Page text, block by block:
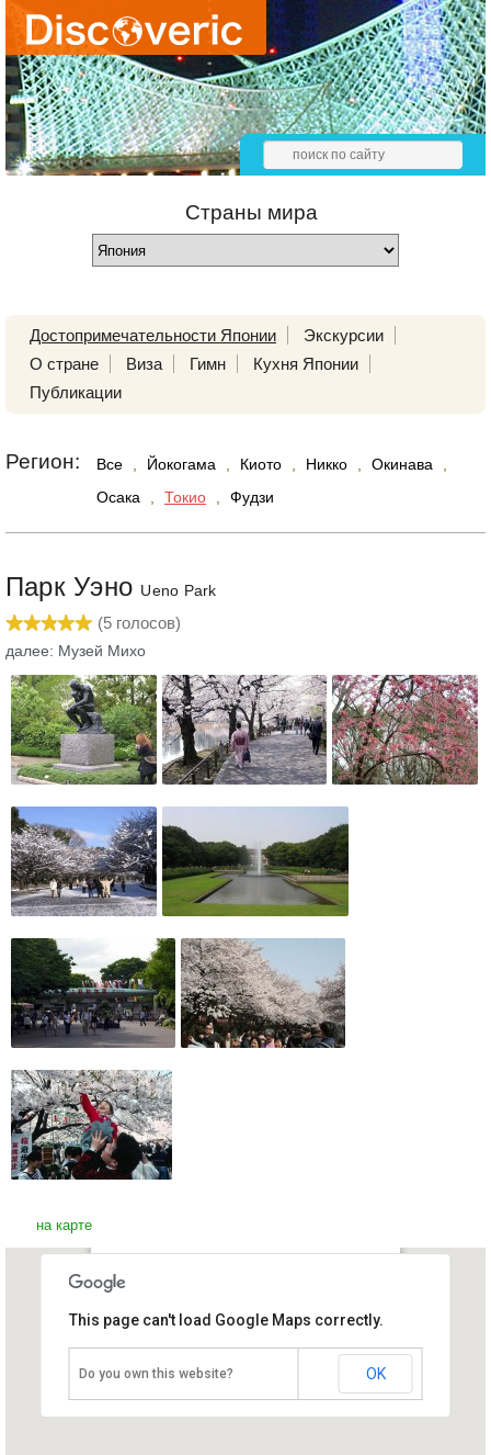
Страны мира
Достопримечательности Японии
Экскурсии
О стране
Виза Гимн
Кухня Японии
Публикации
Регион: Все Йокогама Киото Никко Окинава
Осака
Токио Фудзи
Парк Уэно Ueno Park
(5 голосов)
далее: Музей Михо
на карте
Япония, Токио
This page can't load Google Maps correctly.
Do you own this website? OK